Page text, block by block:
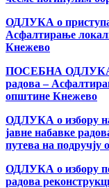
ОДЛУКА о
Асфалтирање
Кнежево
ПОСЕБНА ОДЛУКА о
радова –
општине Кнежево
ОДЛУКА о избору
јавне набавке
путева на
ОДЛУКА о избору
радова